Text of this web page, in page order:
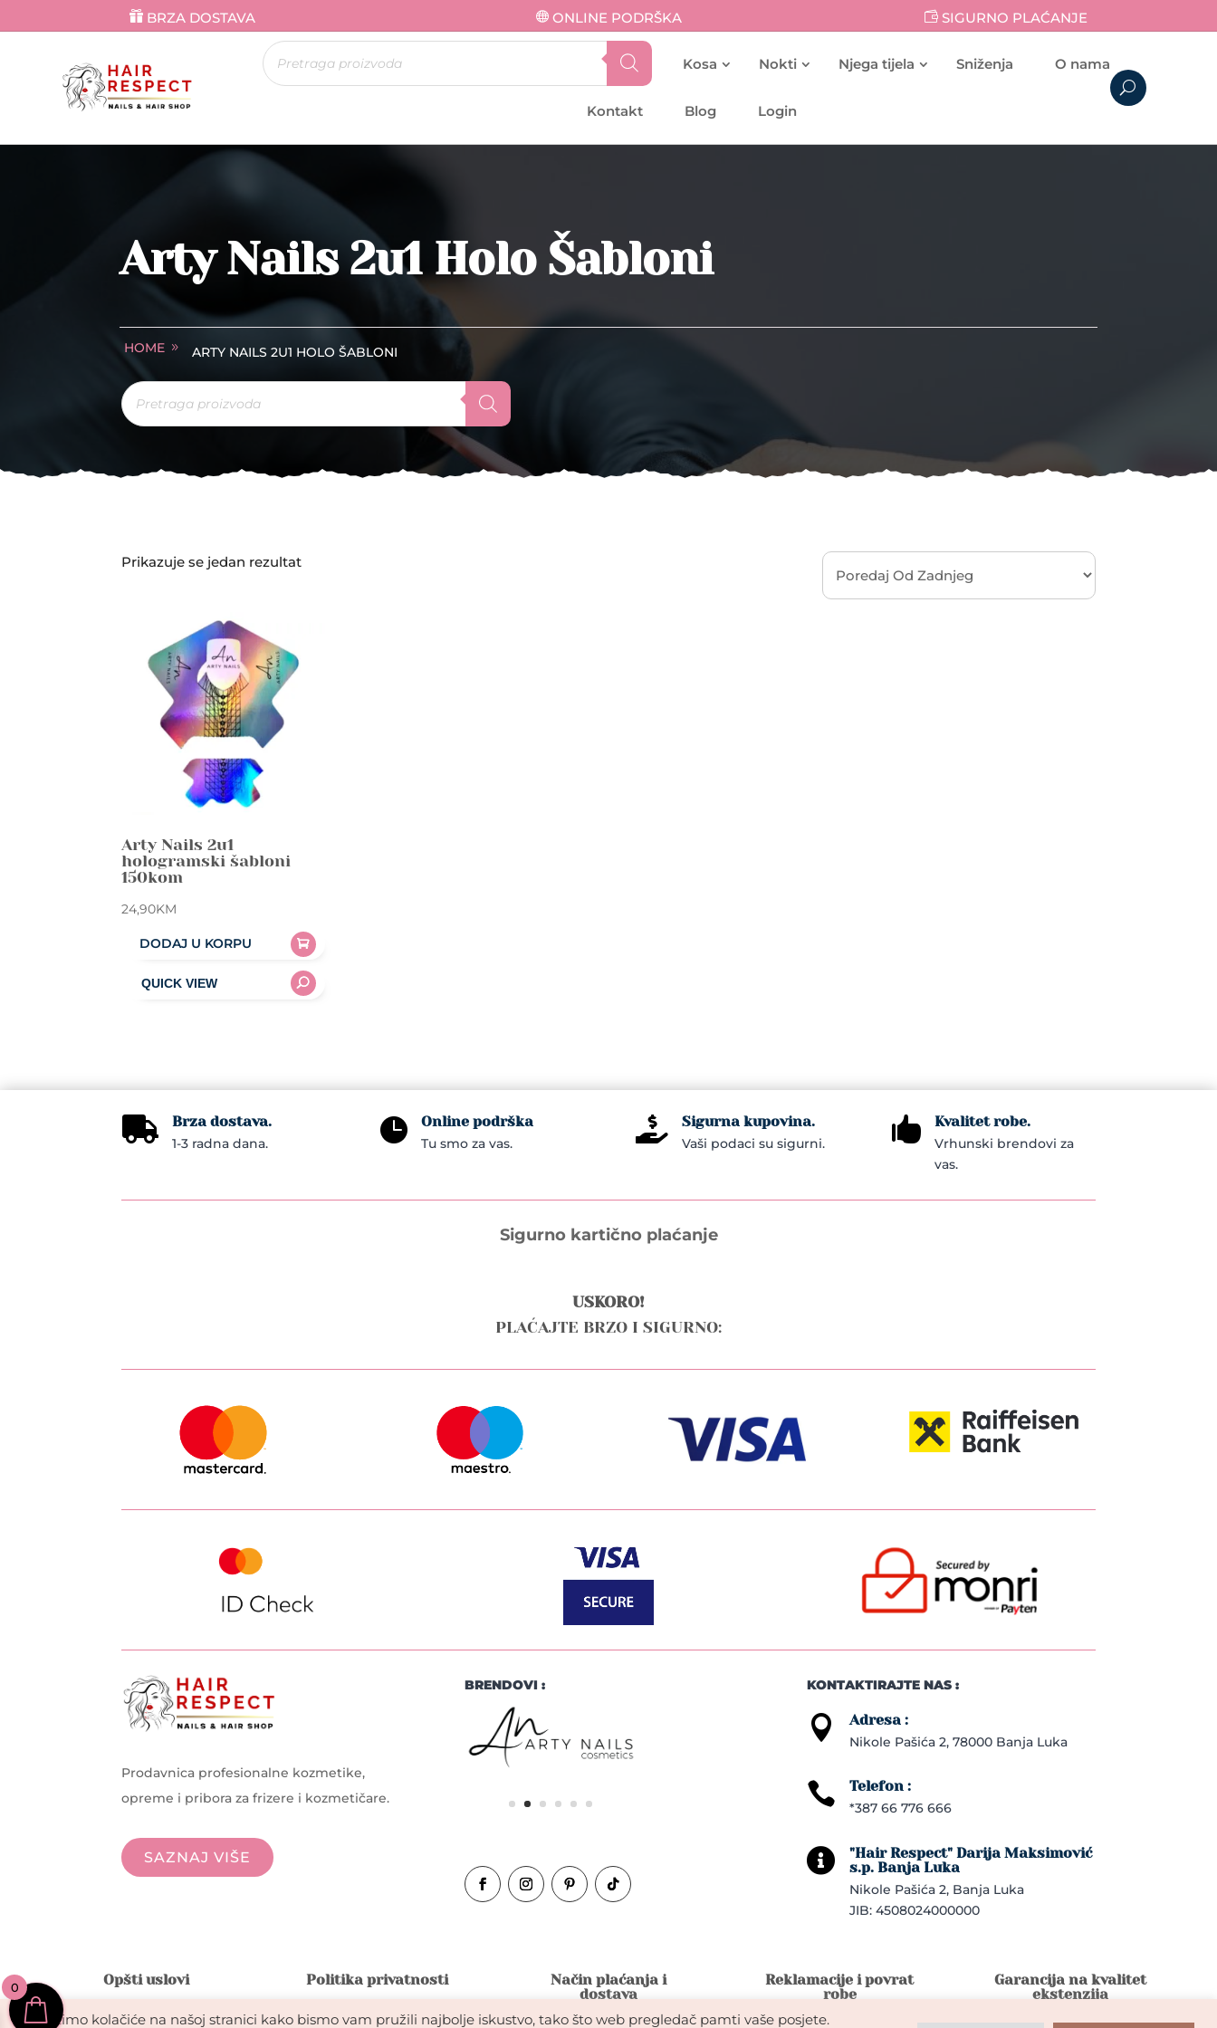
BRZA DOSTAVA ONLINE PODRŠKA SIGURNO PLAĆANJE
Products
search Kosa Nokti Njega tijela Sniženja O nama
Kontakt Blog Login
Arty Nails 2u1 Holo Šabloni
HOME ARTY NAILS 2U1 HOLO ŠABLONI
Products
search
Prikazuje se jedan rezultat
Arty Nails 2u1
hologramski šabloni
150kom
24,90KM
DODAJ U KORPU
 Brza dostava.
1-3 radna dana.  Online podrška
Tu smo za vas.  Sigurna kupovina.
Vaši podaci su sigurni.  Kvalitet robe.
Vrhunski brendovi za
vas.
Sigurno kartično plaćanje
USKORO!
PLAĆAJTE BRZO I SIGURNO:
Prodavnica profesionalne kozmetike,
opreme i pribora za frizere i kozmetičare.
SAZNAJ VIŠE
BRENDOVI : KONTAKTIRAJTE NAS :
 Adresa :
Nikole Pašića 2, 78000 Banja Luka
 Telefon :
*387 66 776 666

"Hair Respect" Darija Maksimović
s.p. Banja Luka
Nikole Pašića 2, Banja Luka
JIB: 4508024000000
Opšti uslovi Politika privatnosti
Način plaćanja i
dostava
Reklamacije i povrat
robe
Garancija na kvalitet
ekstenzija
Koristimo kolačiće na našoj stranici kako bismo vam pružili najbolje iskustvo, tako što web pregledač pamti vaše posjete.
0